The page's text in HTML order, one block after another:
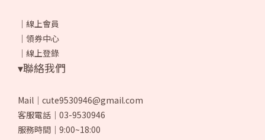
｜ 線上會員
｜ 領券中心
｜ 線上登錄
▾聯絡我們
Mail｜cute9530946@gmail.com
客服電話｜03-9530946
服務時間｜9:00~18:00